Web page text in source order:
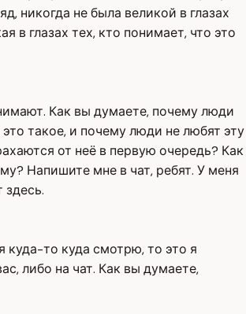
никогда не была великой в глазах
в глазах тех, кто понимает, что это
Как вы думаете, почему люди
такое, и почему люди не любят эту
от неё в первую очередь? Как
Напишите мне в чат, ребят. У меня
здесь.
куда-то куда смотрю, то это я
либо на чат. Как вы думаете,